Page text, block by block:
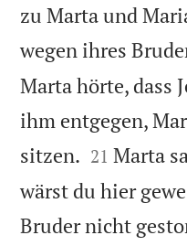
zu Marta und
wegen ihres
Marta hörte, dass
ihm entgegen,
sitzen. 

21 Marta
wärst du hier
Bruder nicht